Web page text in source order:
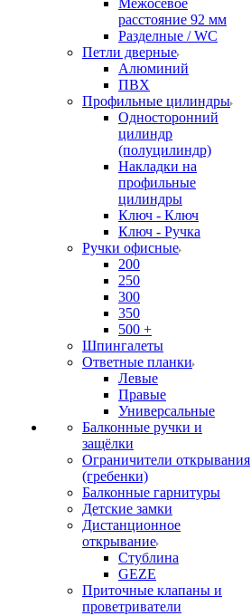
Межосевое
расстояние 92 мм
Разделные / WC
Петли дверные
Алюминий
ПВХ
Профильные цилиндры
Односторонний
цилиндр
(полуцилиндр)
Накладки на
профильные
цилиндры
Ключ - Ключ
Ключ - Ручка
Ручки офисные
200
250
300
350
500 +
Шпингалеты
Ответные планки
Левые
Правые
Универсальные
Балконные ручки и
защёлки
Ограничители открывания
(гребенки)
Балконные гарнитуры
Детские замки
Дистанционное
открывание
Стублина
GEZE
Приточные клапаны и
проветриватели